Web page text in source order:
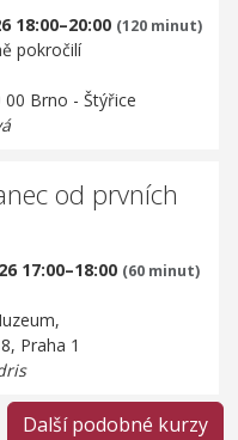
18:00–20:00 (120 minut)
pokročilí
Brno - Štýřice
od prvních
17:00–18:00 (60 minut)
Praha 1
Další podobné kurzy